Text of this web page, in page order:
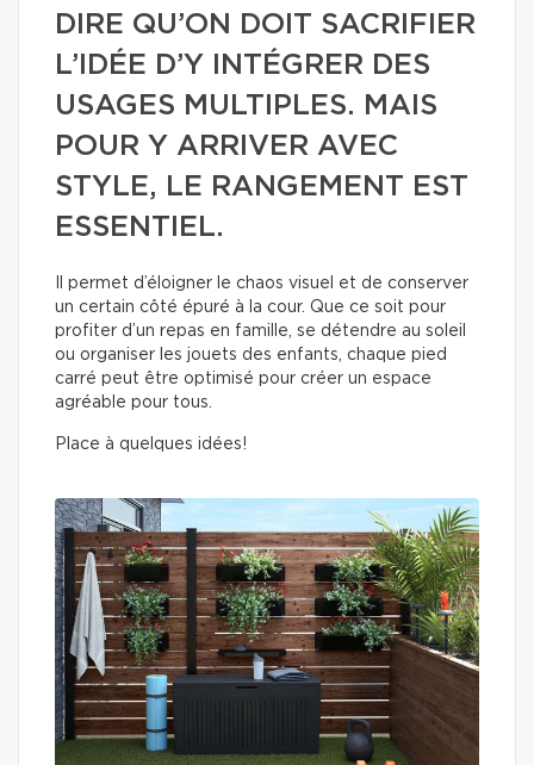
DIRE QU’ON DOIT SACRIFIER
L’IDÉE D’Y INTÉGRER DES
USAGES MULTIPLES. MAIS
POUR Y ARRIVER AVEC
STYLE, LE RANGEMENT EST
ESSENTIEL.
Il permet d’éloigner le chaos visuel et de conserver
un certain côté épuré à la cour. Que ce soit pour
profiter d’un repas en famille, se détendre au soleil
ou organiser les jouets des enfants, chaque pied
carré peut être optimisé pour créer un espace
agréable pour tous.
Place à quelques idées!